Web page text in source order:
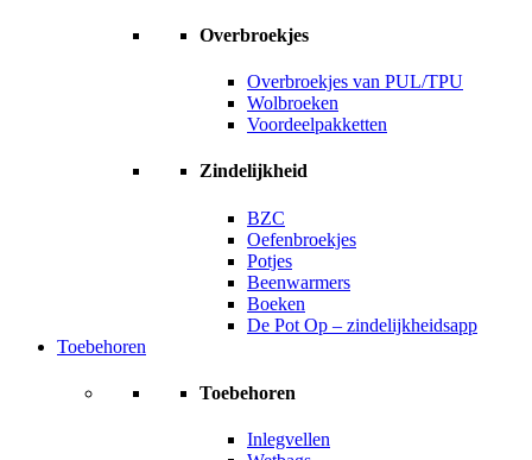
Overbroekjes
Overbroekjes van PUL/TPU
Wolbroeken
Voordeelpakketten
Zindelijkheid
BZC
Oefenbroekjes
Potjes
Beenwarmers
Boeken
De Pot Op – zindelijkheidsapp
Toebehoren
Toebehoren
Inlegvellen